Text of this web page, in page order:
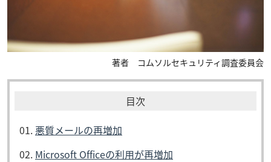
著者 コムソルセキュリティ調査委員会
悪質メールの再増加
Microsoft Officeの利用が再増加